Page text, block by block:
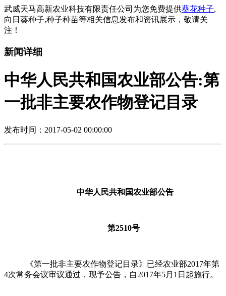
武威天马高新农业科技有限责任公司为您免费提供葵花种子,
向日葵种子,种子种苗等相关信息发布和资讯展示，敬请关
注！
新闻详细
中华人民共和国农业部公告:第
一批非主要农作物登记目录
发布时间：2017-05-02 00:00:00
中华人民共和国农业部公告
第2510号
《第一批非主要农作物登记目录》已经农业部2017年第
4次常务会议审议通过，现予公告，自2017年5月 1 日起施行。